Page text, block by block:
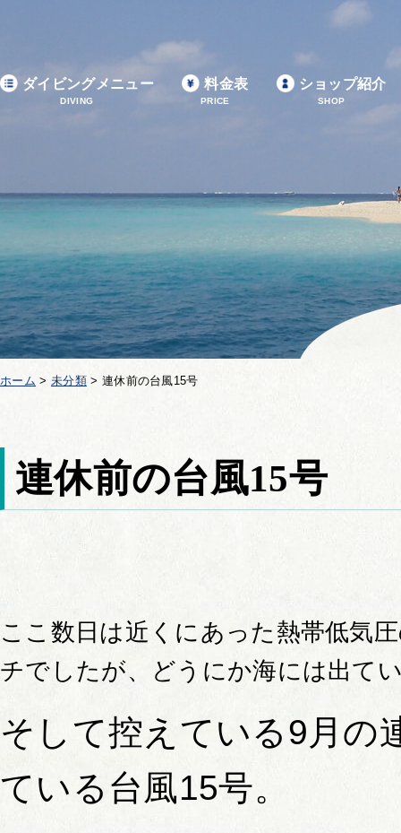
ダイビングメニュー
DIVING
料金表
PRICE
ショップ紹介
SHOP
ホーム > 未分類> 連休前の台風15号
連休前の台風15号
ここ数日は近くにあった熱帯低気
チでしたが、どうにか海には出て
そして控えている9月の
ている台風15号。